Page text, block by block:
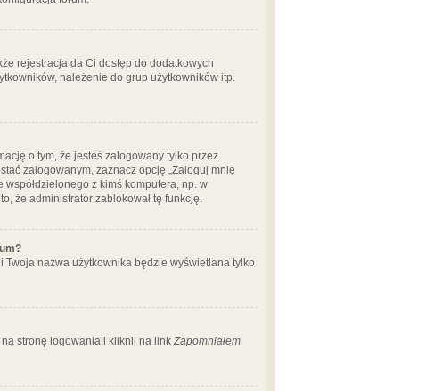
rejestracja da Ci dostęp do dodatkowych
należenie do grup użytkowników itp.
o tym, że jesteś zalogowany tylko przez
zalogowanym, zaznacz opcję „Zaloguj mnie
z kimś komputera, np. w
że administrator zablokował tę funkcję.
i Twoja nazwa użytkownika będzie wyświetlana tylko
stronę logowania i kliknij na link Zapomniałem